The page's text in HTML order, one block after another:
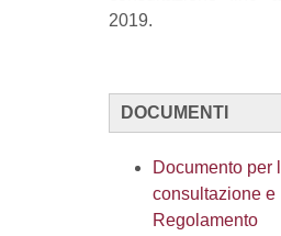
2019.
DOCUMENTI
Documento per
consultazione e
Regolamento